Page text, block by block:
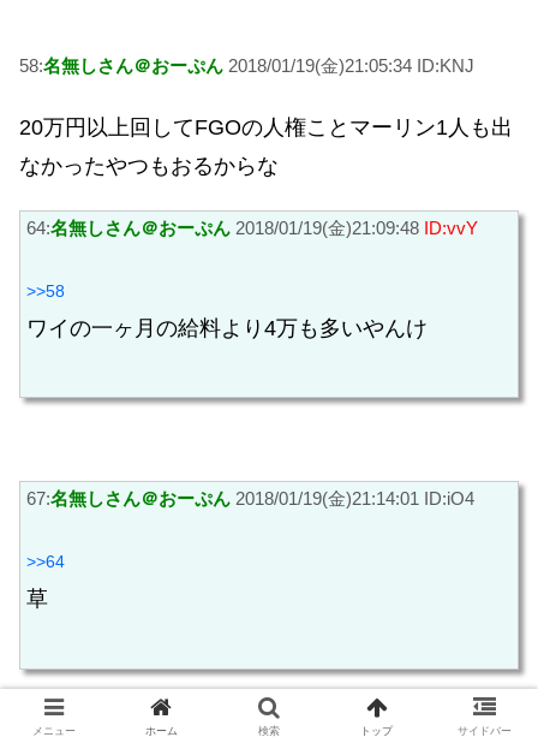
58:名無しさん＠おーぷん 2018/01/19(金)21:05:34 ID:KNJ
20万円以上回してFGOの人権ことマーリン1人も出
なかったやつもおるからな
64:名無しさん＠おーぷん 2018/01/19(金)21:09:48 ID:vvY
>>58
ワイの一ヶ月の給料より4万も多いやんけ
67:名無しさん＠おーぷん 2018/01/19(金)21:14:01 ID:iO4
>>64
草
メニュー ホーム 検索 トップ サイドバー